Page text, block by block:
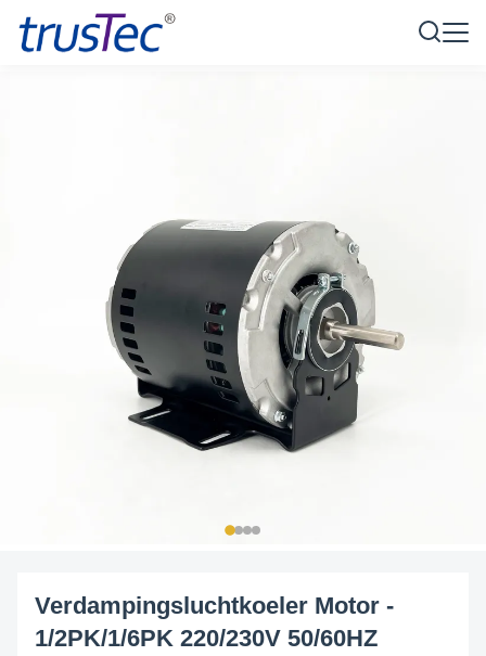
Verdampingsluchtkoeler Motor -
1/2PK/1/6PK 220/230V 50/60HZ